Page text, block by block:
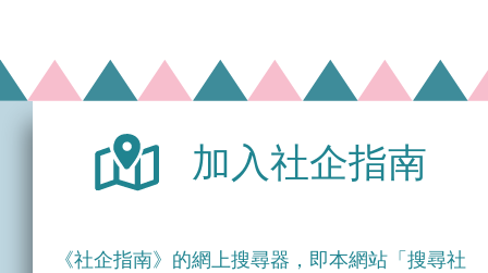
加入社企指南
《社企指南》的網上搜尋器，即本網站「搜尋社